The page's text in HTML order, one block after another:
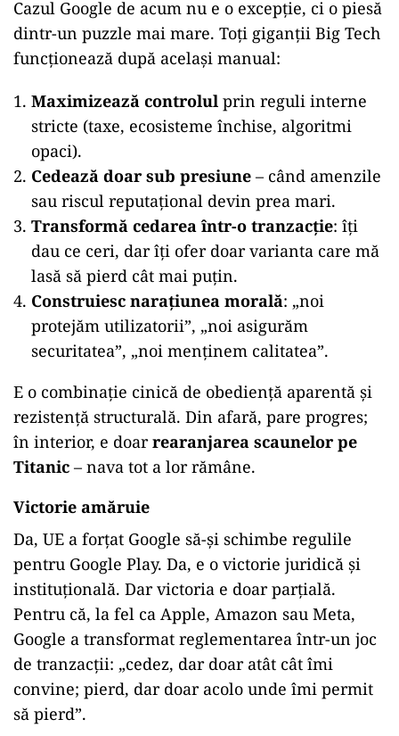
Cazul Google de acum nu e o excepție, ci o piesă
dintr-un puzzle mai mare. Toți giganții Big Tech
funcționează după același manual:
Maximizează controlul prin reguli interne
stricte (taxe, ecosisteme închise, algoritmi
opaci).
Cedează doar sub presiune – când amenzile
sau riscul reputațional devin prea mari.
Transformă cedarea într-o tranzacție: îți
dau ce ceri, dar îți ofer doar varianta care mă
lasă să pierd cât mai puțin.
Construiesc narațiunea morală: „noi
protejăm utilizatorii”, „noi asigurăm
securitatea”, „noi menținem calitatea”.
E o combinație cinică de obediență aparentă și
rezistență structurală. Din afară, pare progres;
în interior, e doarrearanjarea scaunelor pe
Titanic – nava tot a lor rămâne.
Victorie amăruie
Da, UE a forțat Google să-și schimbe regulile
pentru Google Play. Da, e o victorie juridică și
instituțională. Dar victoria e doar parțială.
Pentru că, la fel ca Apple, Amazon sau Meta,
Google a transformat reglementarea într-un joc
de tranzacții: „cedez, dar doar atât cât îmi
convine; pierd, dar doar acolo unde îmi permit
să pierd”.